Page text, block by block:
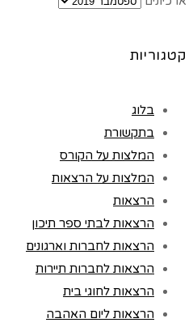
קטגוריות
בלוג
בתקשורת
המלצות על הקורס
המלצות על הרצאות
הרצאות
הרצאות לבתי ספר תיכון
הרצאות לחברות וארגונים
הרצאות לחברות תיירות
הרצאות לחוגי בית
הרצאות ליום האהבה